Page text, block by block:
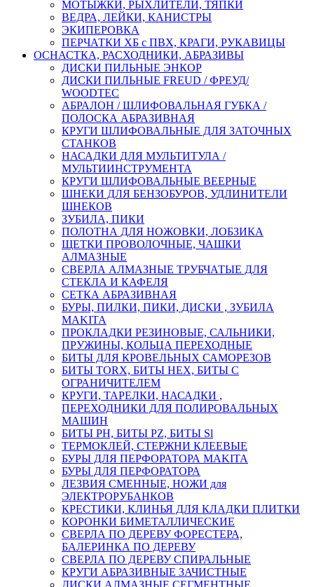
МОТЫЖКИ, РЫХЛИТЕЛИ, ТЯПКИ
ВЕДРА, ЛЕЙКИ, КАНИСТРЫ
ЭКИПЕРОВКА
ПЕРЧАТКИ ХБ с ПВХ, КРАГИ, РУКАВИЦЫ
ОСНАСТКА, РАСХОДНИКИ, АБРАЗИВЫ
ДИСКИ ПИЛЬНЫЕ ЭНКОР
ДИСКИ ПИЛЬНЫЕ FREUD / ФРЕУД/
WOODTEC
АБРАЛОН / ШЛИФОВАЛЬНАЯ ГУБКА /
ПОЛОСКА АБРАЗИВНАЯ
КРУГИ ШЛИФОВАЛЬНЫЕ ДЛЯ ЗАТОЧНЫХ
СТАНКОВ
НАСАДКИ ДЛЯ МУЛЬТИТУЛА /
МУЛЬТИИНСТРУМЕНТА
КРУГИ ШЛИФОВАЛЬНЫЕ ВЕЕРНЫЕ
ШНЕКИ ДЛЯ БЕНЗОБУРОВ, УДЛИНИТЕЛИ
ШНЕКОВ
ЗУБИЛА, ПИКИ
ПОЛОТНА ДЛЯ НОЖОВКИ, ЛОБЗИКА
ЩЕТКИ ПРОВОЛОЧНЫЕ, ЧАШКИ
АЛМАЗНЫЕ
СВЕРЛА АЛМАЗНЫЕ ТРУБЧАТЫЕ ДЛЯ
СТЕКЛА И КАФЕЛЯ
СЕТКА АБРАЗИВНАЯ
БУРЫ, ПИЛКИ, ПИКИ, ДИСКИ , ЗУБИЛА
MAKITA
ПРОКЛАДКИ РЕЗИНОВЫЕ, САЛЬНИКИ,
ПРУЖИНЫ, КОЛЬЦА ПЕРЕХОДНЫЕ
БИТЫ ДЛЯ КРОВЕЛЬНЫХ САМОРЕЗОВ
БИТЫ TORX, БИТЫ НЕХ, БИТЫ С
ОГРАНИЧИТЕЛЕМ
КРУГИ, ТАРЕЛКИ, НАСАДКИ ,
ПЕРЕХОДНИКИ ДЛЯ ПОЛИРОВАЛЬНЫХ
МАШИН
БИТЫ PH, БИТЫ PZ, БИТЫ Sl
ТЕРМОКЛЕЙ, СТЕРЖНИ КЛЕЕВЫЕ
БУРЫ ДЛЯ ПЕРФОРАТОРА MAKITA
БУРЫ ДЛЯ ПЕРФОРАТОРА
ЛЕЗВИЯ СМЕННЫЕ, НОЖИ для
ЭЛЕКТРОРУБАНКОВ
КРЕСТИКИ, КЛИНЬЯ ДЛЯ КЛАДКИ ПЛИТКИ
КОРОНКИ БИМЕТАЛЛИЧЕСКИЕ
СВЕРЛА ПО ДЕРЕВУ ФОРЕСТЕРА,
БАЛЕРИНКА ПО ДЕРЕВУ
СВЕРЛА ПО ДЕРЕВУ СПИРАЛЬНЫЕ
КРУГИ АБРАЗИВНЫЕ ЗАЧИСТНЫЕ
ДИСКИ АЛМАЗНЫЕ СЕГМЕНТНЫЕ